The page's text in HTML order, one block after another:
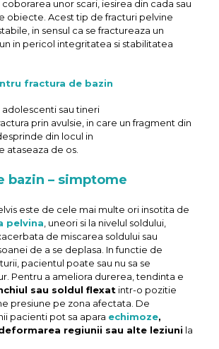
unor scari, iesirea din cada sau
obiecte. Acest tip de fracturi pelvine
in sensul ca se fractureaza un
in pericol integritatea si stabilitatea
fractura de bazin
sau tineri
prin avulsie, in care un fragment din
din locul in
ataseaza de os.
bazin – simptome
este de cele mai multe ori insotita de
pelvina , uneori si la nivelul soldului,
de miscarea soldului sau
de a se deplasa. In functie de
pacientul poate sau nu sa se
Pentru a ameliora durerea, tendinta e
sau soldul flexatintr-o pozitie
presiune pe zona afectata. De
pacienti pot sa apara echimoze,
regiunii sau alte leziuni la